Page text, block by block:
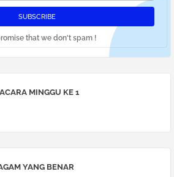
that we don't spam !
MINGGU KE 1
YANG BENAR